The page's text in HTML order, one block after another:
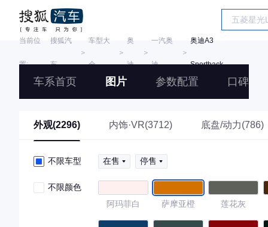
当前位
置:
搜狐汽
车
＞
车型大
全
＞
奥
迪
＞
一汽奥
迪
＞
奥迪A3
Sportback
车系首页 图片 参数配置 口碑
外观(2296) 内饰·VR(3712) 底盘/动力(786)
不限车型 在售 停售
不限颜色
阿玛菲白
萨摩亚橙 莲花灰